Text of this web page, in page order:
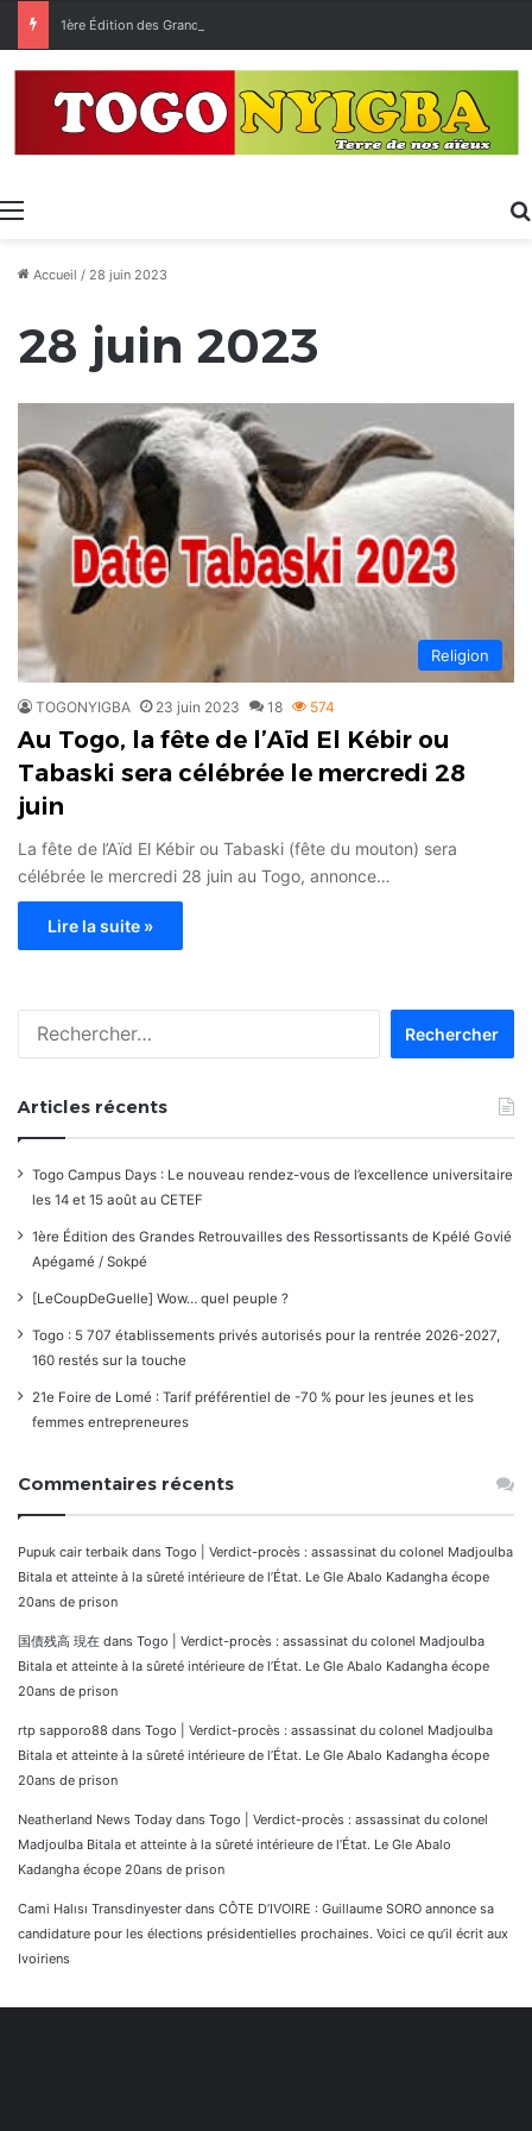
Menu
Accueil / 28 juin 2023
28 juin 2023
Religion
TOGONYIGBA 23 juin 2023 18 574
Au Togo, la fête de l’Aïd El Kébir ou
Tabaski sera célébrée le mercredi 28
juin
La fête de l’Aïd El Kébir ou Tabaski (fête du mouton) sera
célébrée le mercredi 28 juin au Togo, annonce…
Lire la suite »
Articles récents
Togo Campus Days : Le nouveau rendez-vous de l’excellence universitaire
les 14 et 15 août au CETEF
1ère Édition des Grandes Retrouvailles des Ressortissants de Kpélé Govié
Apégamé / Sokpé
[LeCoupDeGuelle] Wow… quel peuple ?
Togo : 5 707 établissements privés autorisés pour la rentrée 2026-2027,
160 restés sur la touche
21e Foire de Lomé : Tarif préférentiel de -70 % pour les jeunes et les
femmes entrepreneures
Commentaires récents
Pupuk cair terbaik dans Togo | Verdict-procès : assassinat du colonel Madjoulba
Bitala et atteinte à la sûreté intérieure de l’État. Le Gle Abalo Kadangha écope
20ans de prison
国債残高 現在 dans Togo | Verdict-procès : assassinat du colonel Madjoulba
Bitala et atteinte à la sûreté intérieure de l’État. Le Gle Abalo Kadangha écope
20ans de prison
rtp sapporo88 dans Togo | Verdict-procès : assassinat du colonel Madjoulba
Bitala et atteinte à la sûreté intérieure de l’État. Le Gle Abalo Kadangha écope
20ans de prison
Neatherland News Today dans Togo | Verdict-procès : assassinat du colonel
Madjoulba Bitala et atteinte à la sûreté intérieure de l’État. Le Gle Abalo
Kadangha écope 20ans de prison
Cami Halısı Transdinyester dans CÔTE D’IVOIRE : Guillaume SORO annonce sa
candidature pour les élections présidentielles prochaines. Voici ce qu’il écrit aux
Ivoiriens